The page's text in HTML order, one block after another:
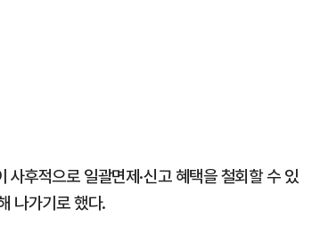
후적으로 일괄면제·신고 혜택을 철회할 수 있
나가기로 했다.